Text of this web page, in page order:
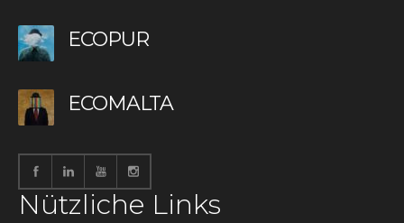
ECOPUR
ECOMALTA
Nützliche Links